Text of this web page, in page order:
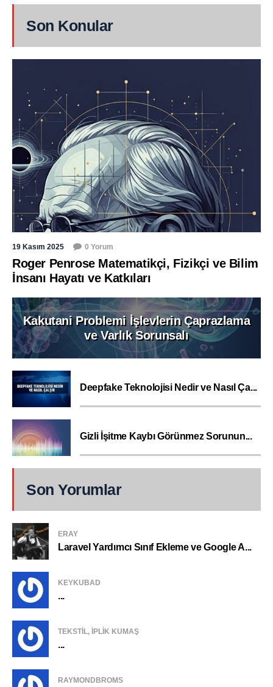
Son Konular
19 Kasım 2025 0 Yorum
Roger Penrose Matematikçi, Fizikçi ve Bilim
İnsanı Hayatı ve Katkıları
Kakutani Problemi İşlevlerin Çaprazlama
ve Varlık Sorunsalı
Deepfake Teknolojisi Nedir ve Nasıl Ça...
Gizli İşitme Kaybı Görünmez Sorunun...
Son Yorumlar
ERAY
Laravel Yardımcı Sınıf Ekleme ve Google A...
KEYKUBAD
...
TEKSTIL, IPLIK KUMAŞ
...
RAYMONDBROMS